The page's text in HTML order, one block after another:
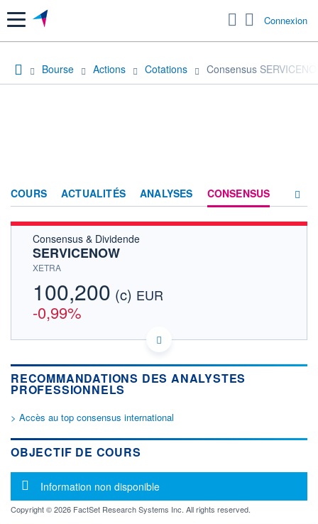
Menu Connexion
Bourse Actions Cotations Consensus
COURS ACTUALITÉS ANALYSES CONSENSUS
ACTIONNAIRES
Consensus & Dividende
SERVICENOW
XETRA
100,200 (c) EUR
-0,99%
US81762P1021 4S0
Politique d'exécution
Cotation sur les autres places
100
RECOMMANDATIONS DES ANALYSTES
PROFESSIONNELS
> Accès au top consensus international
OBJECTIF DE COURS
Message d'information
Information non disponible
Copyright © 2026 FactSet Research Systems Inc. All rights reserved.